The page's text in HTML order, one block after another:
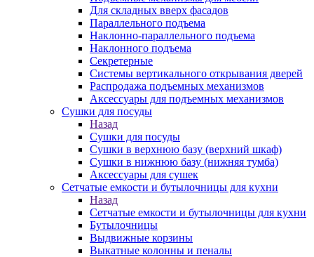
Для складных вверх фасадов
Параллельного подъема
Наклонно-параллельного подъема
Наклонного подъема
Секретерные
Системы вертикального открывания дверей
Распродажа подъемных механизмов
Аксессуары для подъемных механизмов
Сушки для посуды
Назад
Сушки для посуды
Сушки в верхнюю базу (верхний шкаф)
Сушки в нижнюю базу (нижняя тумба)
Аксессуары для сушек
Сетчатые емкости и бутылочницы для кухни
Назад
Сетчатые емкости и бутылочницы для кухни
Бутылочницы
Выдвижные корзины
Выкатные колонны и пеналы